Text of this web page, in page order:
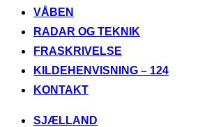
VÅBEN
RADAR OG TEKNIK
FRASKRIVELSE
KILDEHENVISNING – 124
KONTAKT
VidereSJÆLLAND